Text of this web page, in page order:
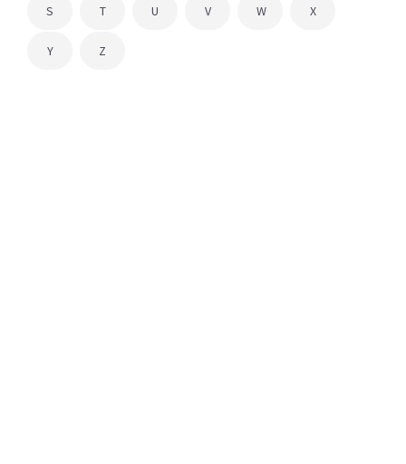
S T U V W X
Y Z